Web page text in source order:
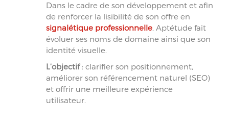
Dans le cadre de son développement et afin
de renforcer la lisibilité de son offre en
signalétique professionnelle, Aptétude fait
évoluer ses noms de domaine ainsi que son
identité visuelle.
L’objectif: clarifier son positionnement,
améliorer son référencement naturel (SEO)
et offrir une meilleure expérience
utilisateur.